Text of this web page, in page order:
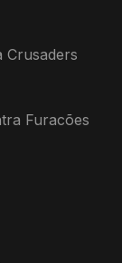
Crusaders
Furacões